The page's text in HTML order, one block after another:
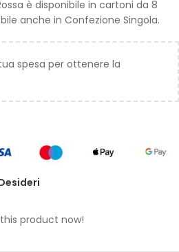
è disponibile in cartoni da 8
anche in Confezione Singola.
spesa per ottenere la
product now!